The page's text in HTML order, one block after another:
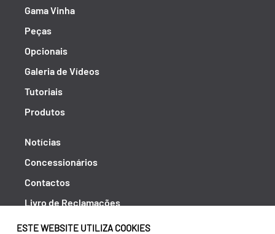
ESTE WEBSITE UTILIZA COOKIES
Gama Vinha
Peças
Opcionais
Galeria de Vídeos
Tutoriais
Produtos
Notícias
Concessionários
Contactos
Livro de Reclamações
Política de Privacidade